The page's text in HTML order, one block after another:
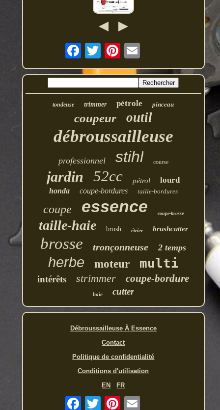
tondeuse trimmer pétrole pinceau
coupeur outil
débroussailleuse
professionnel stihl course
jardin 52cc pétrol lourd
honda coupe-bordures taille-bordures
coupe essence coupe-brosse
taille-haie brush étrier brushcutter
brosse tronçonneuse 2 temps
herbe moteur multi
intérêts strimmer coupe-bordure
haie cutter
Débroussailleuse À Essence
Contact
Politique de confidentialité
Conditions d'utilisation
EN
FR